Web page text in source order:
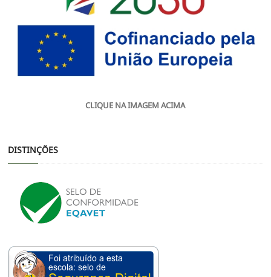
CLIQUE NA IMAGEM ACIMA
DISTINÇÕES